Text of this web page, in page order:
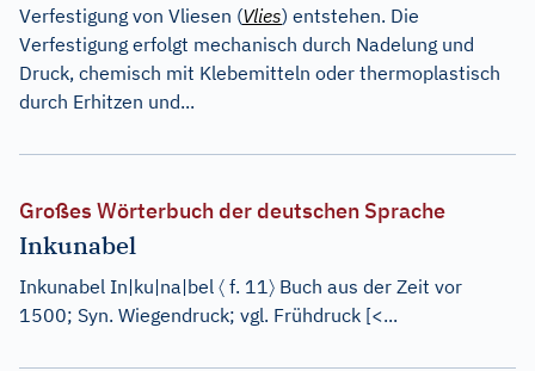
Verfestigung von Vliesen (Vlies) entstehen. Die
Verfestigung erfolgt mechanisch durch Nadelung und
Druck, chemisch mit Klebemitteln oder thermoplastisch
durch Erhitzen und...
Großes Wörterbuch der deutschen Sprache
Inkunabel
Inkunabel In|ku|na|bel 〈 f. 11 〉 Buch aus der Zeit vor
1500; Syn. Wiegendruck; vgl. Frühdruck [<...